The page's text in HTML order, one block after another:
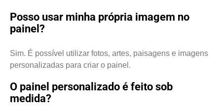
Posso usar minha própria imagem no
painel?
Sim. É possível utilizar fotos, artes, paisagens e imagens
personalizadas para criar o painel.
O painel personalizado é feito sob
medida?